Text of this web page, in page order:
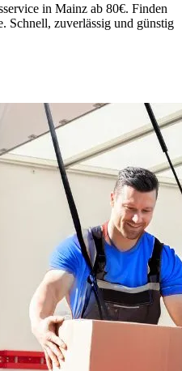
in Mainz ab 80€. Finden
Schnell, zuverlässig und günstig